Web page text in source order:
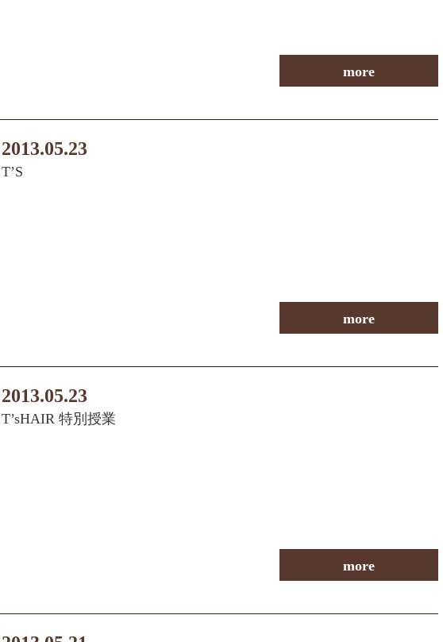
more
2013.05.23
T’S
more
2013.05.23
T’sHAIR 特別授業
more